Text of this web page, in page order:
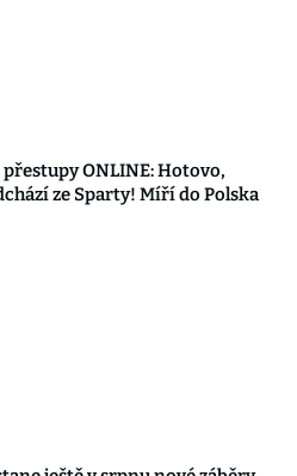
ONLINE: Hotovo,
ze Sparty! Míří do Polska